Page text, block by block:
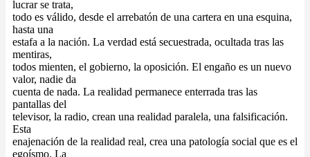
lucrar se trata,
todo es válido, desde el arrebatón de una cartera en una esquina,
hasta una
estafa a la nación. La verdad está secuestrada, ocultada tras las
mentiras,
todos mienten, el gobierno, la oposición. El engaño es un nuevo
valor, nadie da
cuenta de nada. La realidad permanece enterrada tras las
pantallas del
televisor, la radio, crean una realidad paralela, una falsificación.
Esta
enajenación de la realidad real, crea una patología social que es el
egoísmo. La